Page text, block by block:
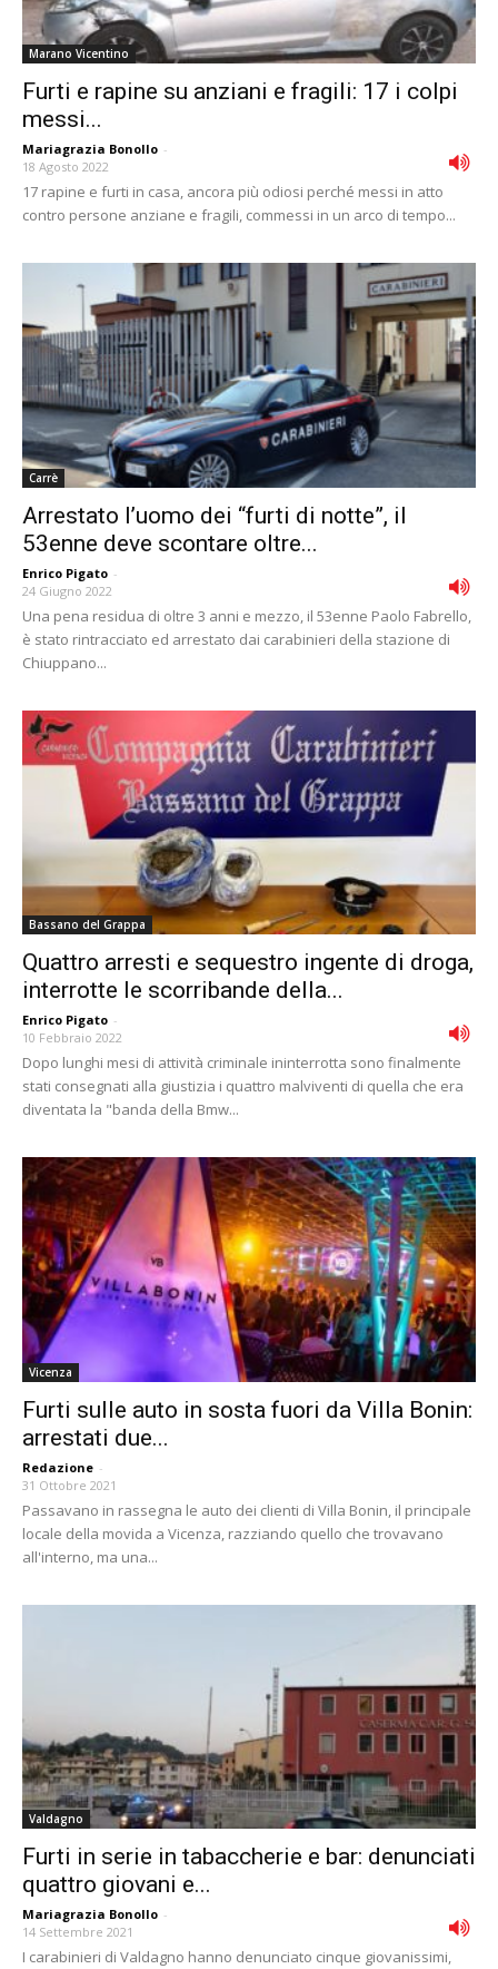
Marano Vicentino
Furti e rapine su anziani e fragili: 17 i colpi
messi...
Mariagrazia Bonollo -
18 Agosto 2022
17 rapine e furti in casa, ancora più odiosi perché messi in atto
contro persone anziane e fragili, commessi in un arco di tempo...
Carrè
Arrestato l’uomo dei “furti di notte”, il
53enne deve scontare oltre...
Enrico Pigato -
24 Giugno 2022
Una pena residua di oltre 3 anni e mezzo, il 53enne Paolo Fabrello,
è stato rintracciato ed arrestato dai carabinieri della stazione di
Chiuppano...
Bassano del Grappa
Quattro arresti e sequestro ingente di droga,
interrotte le scorribande della...
Enrico Pigato -
10 Febbraio 2022
Dopo lunghi mesi di attività criminale ininterrotta sono finalmente
stati consegnati alla giustizia i quattro malviventi di quella che era
diventata la "banda della Bmw...
Vicenza
Furti sulle auto in sosta fuori da Villa Bonin:
arrestati due...
Redazione -
31 Ottobre 2021
Passavano in rassegna le auto dei clienti di Villa Bonin, il principale
locale della movida a Vicenza, razziando quello che trovavano
all'interno, ma una...
Valdagno
Furti in serie in tabaccherie e bar: denunciati
quattro giovani e...
Mariagrazia Bonollo -
14 Settembre 2021
I carabinieri di Valdagno hanno denunciato cinque giovanissimi,